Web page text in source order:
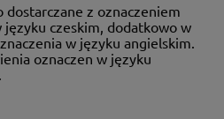
dostarczane z oznaczeniem
języku czeskim, dodatkowo w
w języku angielskim.
oznaczen w języku